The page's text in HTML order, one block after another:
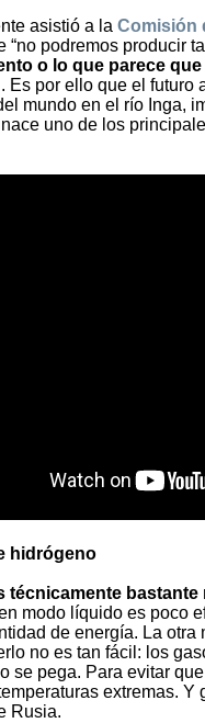
asistió a la Comisión
podremos producir
o lo que parece
. Es por ello que el futuro
mundo en el río Inga,
uno de los
hidrógeno
técnicamente
modo líquido es poco
de energía. La
no es tan fácil: los
se pega. Para evitar
extremas.
Rusia.